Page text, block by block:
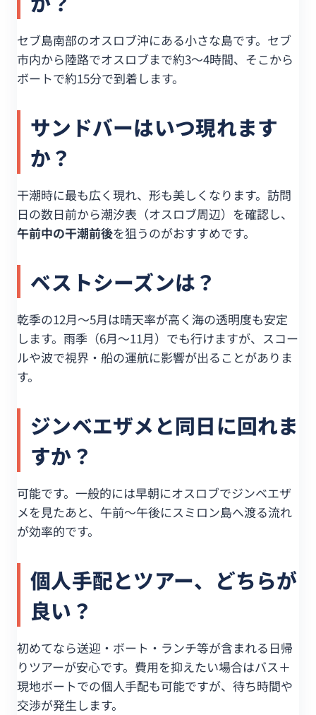
セブ島南部のオスロブ沖にある小さな島です。セブ
市内から陸路でオスロブまで約3〜4時間、そこから
ボートで約15分で到着します。
サンドバーはいつ現れます
か？
干潮時に最も広く現れ、形も美しくなります。訪問
日の数日前から潮汐表（オスロブ周辺）を確認し、
午前中の干潮前後を狙うのがおすすめです。
ベストシーズンは？
乾季の12月〜5月は晴天率が高く海の透明度も安定
します。雨季（6月〜11月）でも行けますが、スコー
ルや波で視界・船の運航に影響が出ることがありま
す。
ジンベエザメと同日に回れま
すか？
可能です。一般的には早朝にオスロブでジンベエザ
メを見たあと、午前〜午後にスミロン島へ渡る流れ
が効率的です。
個人手配とツアー、どちらが
良い？
初めてなら送迎・ボート・ランチ等が含まれる日帰
りツアーが安心です。費用を抑えたい場合はバス＋
現地ボートでの個人手配も可能ですが、待ち時間や
交渉が発生します。